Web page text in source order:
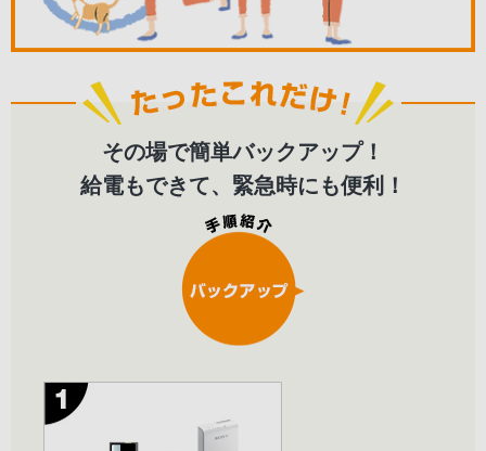
その場で簡単バックアップ！
給電もできて、緊急時にも便利！